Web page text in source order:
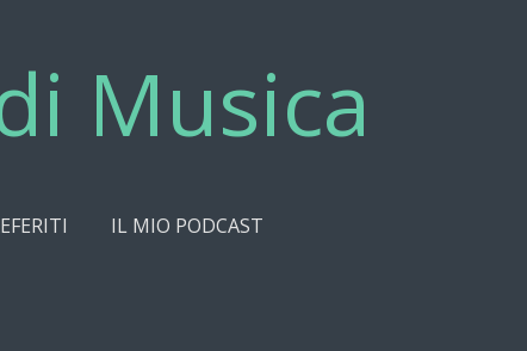
Musica
IL MIO PODCAST